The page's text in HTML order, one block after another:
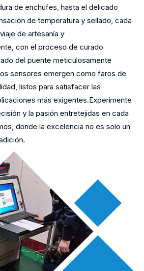
de enchufes, hasta el delicado
de temperatura y sellado, cada
de artesanía y
con el proceso de curado
del puente meticulosamente
sensores emergen como faros de
listos para satisfacer las
más exigentes.Experimente
y la pasión entretejidas en cada
donde la excelencia no es solo un